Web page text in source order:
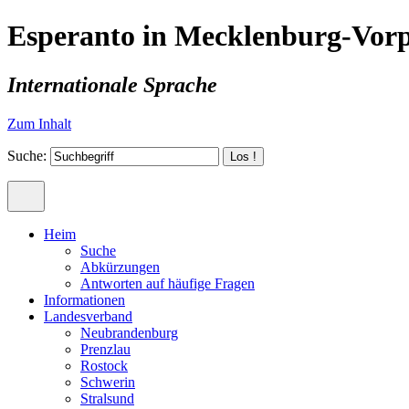
Esperanto in Mecklenburg-
Internationale Sprache
Zum Inhalt
Suche:
Heim
Suche
Abkürzungen
Antworten auf häufige Fragen
Informationen
Landesverband
Neubrandenburg
Prenzlau
Rostock
Schwerin
Stralsund